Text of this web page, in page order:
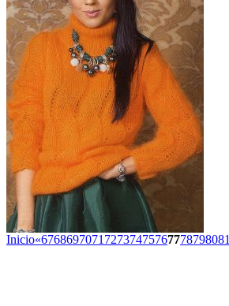
Inicio«6768697071 72737475767778798081